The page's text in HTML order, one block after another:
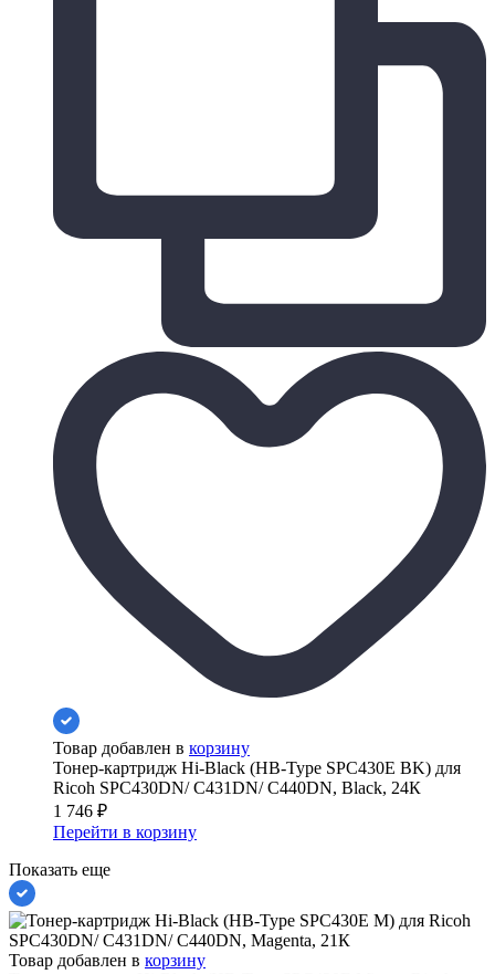
Товар добавлен в корзину
Тонер-картридж Hi-Black (HB-Type SPC430E BK) для
Ricoh SPC430DN/ C431DN/ C440DN, Black, 24К
1 746 ₽
Перейти в корзину
Показать еще
Товар добавлен в корзину